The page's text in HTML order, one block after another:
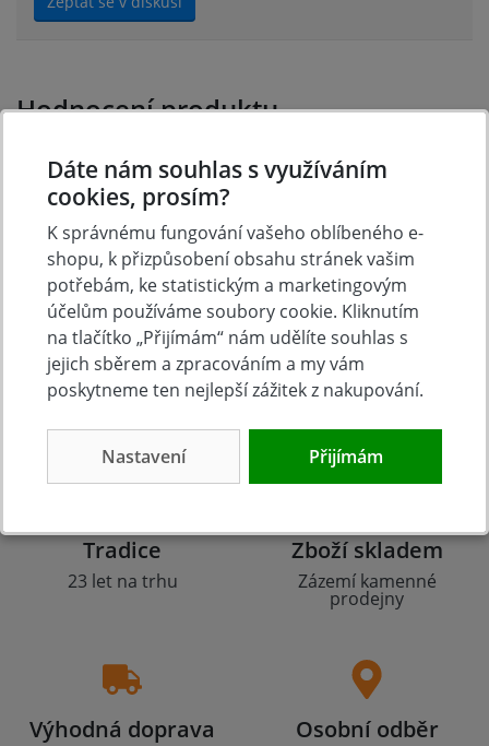
Hodnocení produktu
Přidejte vlastní hodnocení produktu a pomožte tak
dalším nakupujícím.
Hodnoťte.
Přidat vlastní hodnocení
Tradice
23 let na trhu
Zboží skladem
Zázemí kamenné
prodejny
Výhodná doprava Osobní odběr
Dáte nám souhlas s využíváním
cookies, prosím?
K správnému fungování vašeho oblíbeného e-
shopu, k přizpůsobení obsahu stránek vašim
potřebám, ke statistickým a marketingovým
účelům používáme soubory cookie. Kliknutím
na tlačítko „Přijímám“ nám udělíte souhlas s
jejich sběrem a zpracováním a my vám
poskytneme ten nejlepší zážitek z nakupování.
Nastavení Přijímám